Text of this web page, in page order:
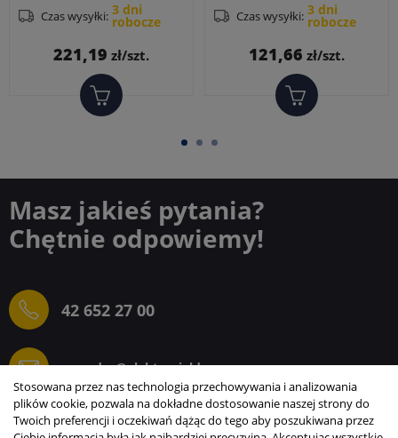
Czas wysyłki: 3 dni
robocze
Cena
221,19 zł/szt.
Czas wysyłki: 3 dni
robocze
Cena
121,66 zł/szt.
Masz jakieś pytania?
Chętnie odpowiemy!
42 652 27 00
sprzedaz@elektrogielda.com
Stosowana przez nas technologia przechowywania i analizowania
plików cookie, pozwala na dokładne dostosowanie naszej strony do
Twoich preferencji i oczekiwań dążąc do tego aby poszukiwana przez